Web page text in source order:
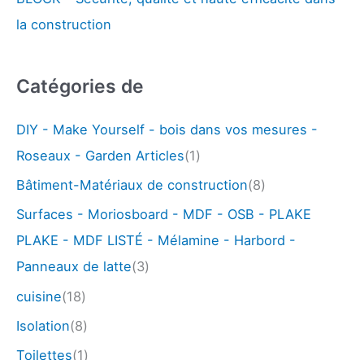
la construction
Catégories de
DIY - Make Yourself - bois dans vos mesures -
Roseaux - Garden Articles(1)
Bâtiment-Matériaux de construction(8)
Surfaces - Moriosboard - MDF - OSB - PLAKE
PLAKE - MDF LISTÉ - Mélamine - Harbord -
Panneaux de latte(3)
cuisine(18)
Isolation(8)
Toilettes(1)